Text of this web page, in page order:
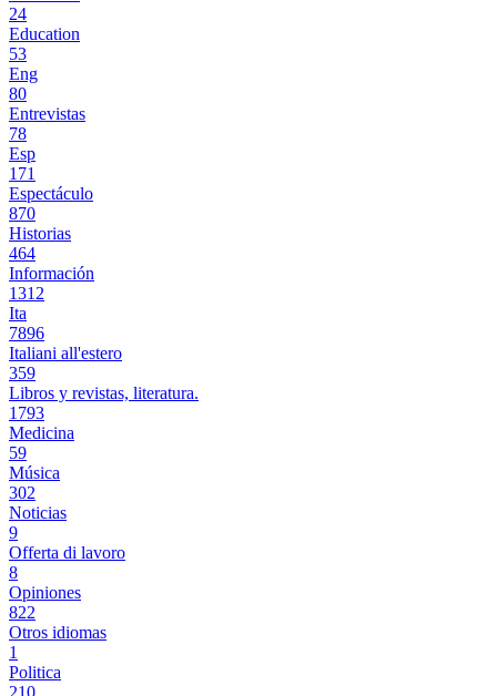
24
Education
53
Eng
80
Entrevistas
78
Esp
171
Espectáculo
870
Historias
464
Información
1312
Ita
7896
Italiani all'estero
359
Libros y revistas, literatura.
1793
Medicina
59
Música
302
Noticias
9
Offerta di lavoro
8
Opiniones
822
Otros idiomas
1
Politica
210